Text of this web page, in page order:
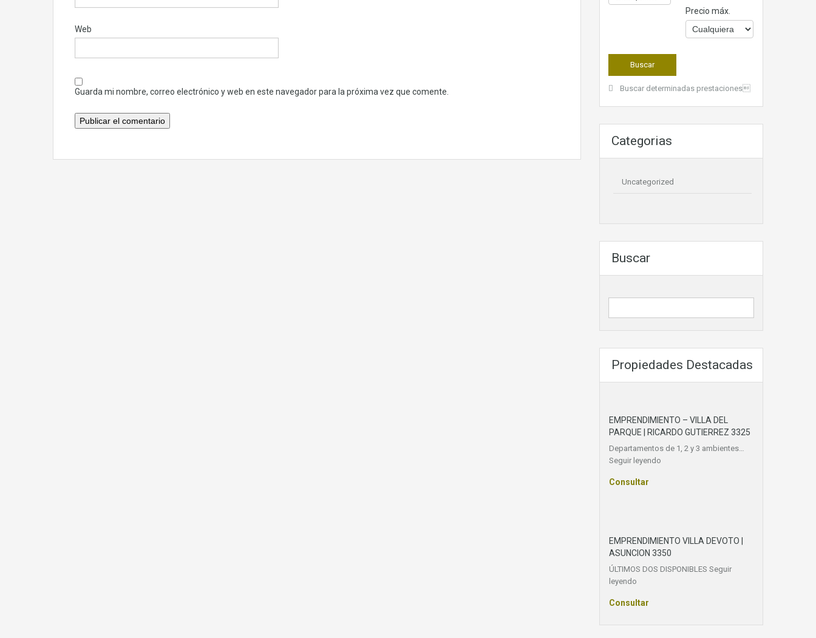
Web
Guarda mi nombre, correo electrónico y web en este navegador para la próxima vez que comente.
Precio máx.
Buscar determinadas prestaciones
Categorias
Uncategorized
Buscar
Propiedades Destacadas
EMPRENDIMIENTO – VILLA DEL
PARQUE | RICARDO GUTIERREZ 3325
Departamentos de 1, 2 y 3 ambientes…
Seguir leyendo
Consultar
EMPRENDIMIENTO VILLA DEVOTO |
ASUNCION 3350
ÚLTIMOS DOS DISPONIBLES Seguir
leyendo
Consultar